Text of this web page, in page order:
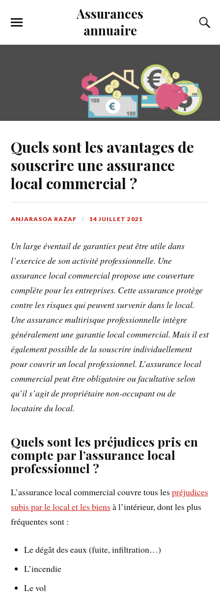
Assurances
annuaire
Quels sont les avantages de
souscrire une assurance
local commercial ?
ANJARASOA RAZAF 14 JUILLET 2021
Un large éventail de garanties peut être utile dans
l’exercice de son activité professionnelle. Une
assurance local commercial propose une couverture
complète pour les entreprises. Cette assurance protège
contre les risques qui peuvent survenir dans le local.
Une assurance multirisque professionnelle intègre
généralement une garantie local commercial. Mais il est
également possible de la souscrire individuellement
pour couvrir un local professionnel. L’assurance local
commercial peut être obligatoire ou facultative selon
qu’il s’agit de propriétaire non-occupant ou de
locataire du local.
Quels sont les préjudices pris en
compte par l’assurance local
professionnel ?
L’assurance local commercial couvre tous lespréjudices
subis par le local et les biens à l’intérieur, dont les plus
fréquentes sont :
Le dégât des eaux (fuite, infiltration…)
L’incendie
Le vol